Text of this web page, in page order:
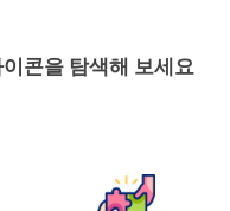
콘을 탐색해 보세요